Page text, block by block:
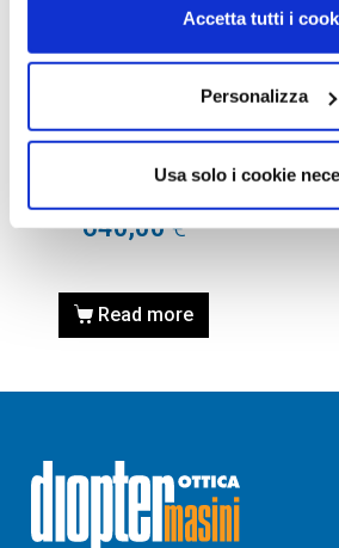
Accetta tutti i
Personalizza
Usa solo i cookie
OCCHIALI DA SOLE
OCCHIALE DA SOLE GUCCI
GG0816S – 001 BLACK /
NERO
640,00€
Read more